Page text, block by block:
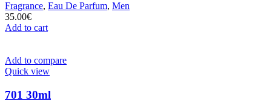
Fragrance, Eau De Parfum, Men
35.00€
Add to cart
Add to compare
Quick view
701 30ml